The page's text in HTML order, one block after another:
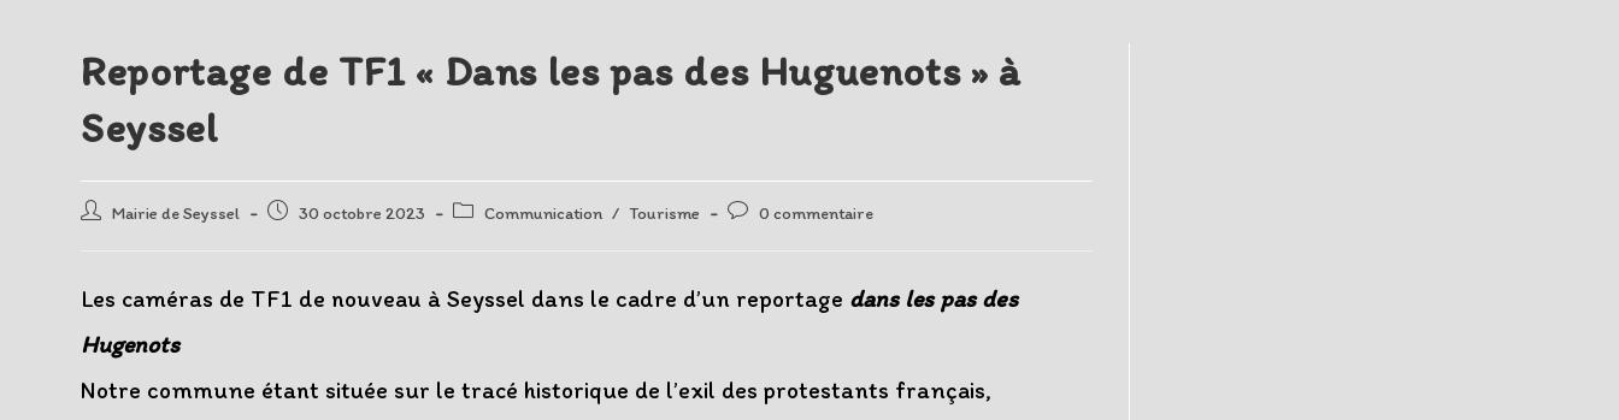
Reportage de TF1 « Dans les pas des Huguenots » à
Seyssel
Auteur/autrice
publication :
Mairie de Seyssel
Post30 octobre 2023
PostCommunication / Tourisme
Post0 commentaire
Les caméras de TF1 de nouveau à Seyssel dans le cadre d’un reportage dans les pas des
Hugenots
Notre commune étant située sur le tracé historique de l’exil des protestants français,